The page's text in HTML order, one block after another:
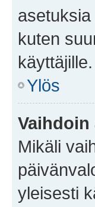
kuten
Ylös
Mikäli
yleisesti